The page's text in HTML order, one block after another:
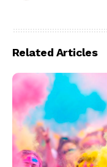
Related Articles